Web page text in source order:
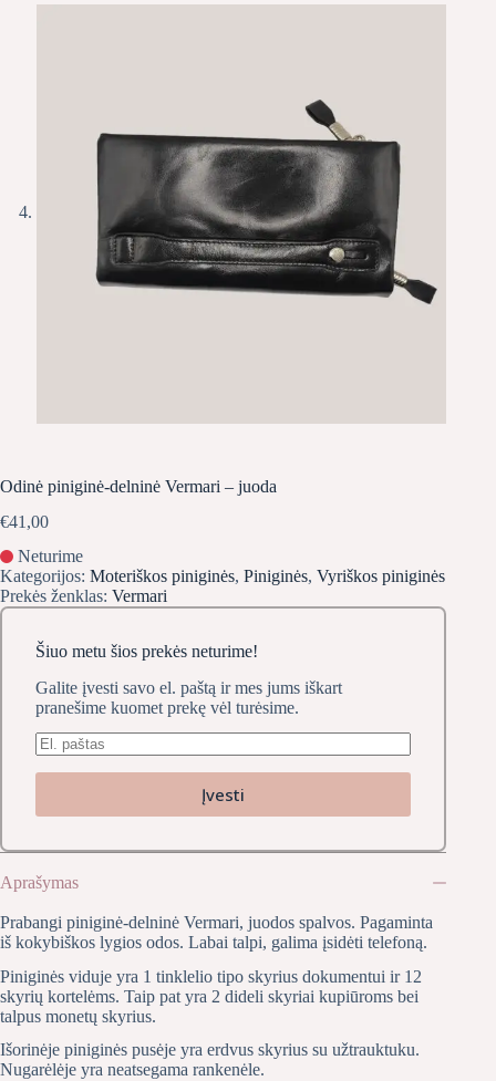
Odinė piniginė-delninė Vermari – juoda
€41,00
Neturime
Kategorijos: Moteriškos piniginės, Piniginės, Vyriškos piniginės
Prekės ženklas: Vermari
Šiuo metu šios prekės neturime!
Galite įvesti savo el. paštą ir mes jums iškart
pranešime kuomet prekę vėl turėsime.
Įvesti
Aprašymas
Prabangi piniginė-delninė Vermari, juodos spalvos. Pagaminta
iš kokybiškos lygios odos. Labai talpi, galima įsidėti telefoną.
Piniginės viduje yra 1 tinklelio tipo skyrius dokumentui ir 12
skyrių kortelėms. Taip pat yra 2 dideli skyriai kupiūroms bei
talpus monetų skyrius.
Išorinėje piniginės pusėje yra erdvus skyrius su užtrauktuku.
Nugarėlėje yra neatsegama rankenėle.